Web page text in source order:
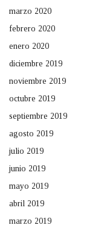
marzo 2020
febrero 2020
enero 2020
diciembre 2019
noviembre 2019
octubre 2019
septiembre 2019
agosto 2019
julio 2019
junio 2019
mayo 2019
abril 2019
marzo 2019